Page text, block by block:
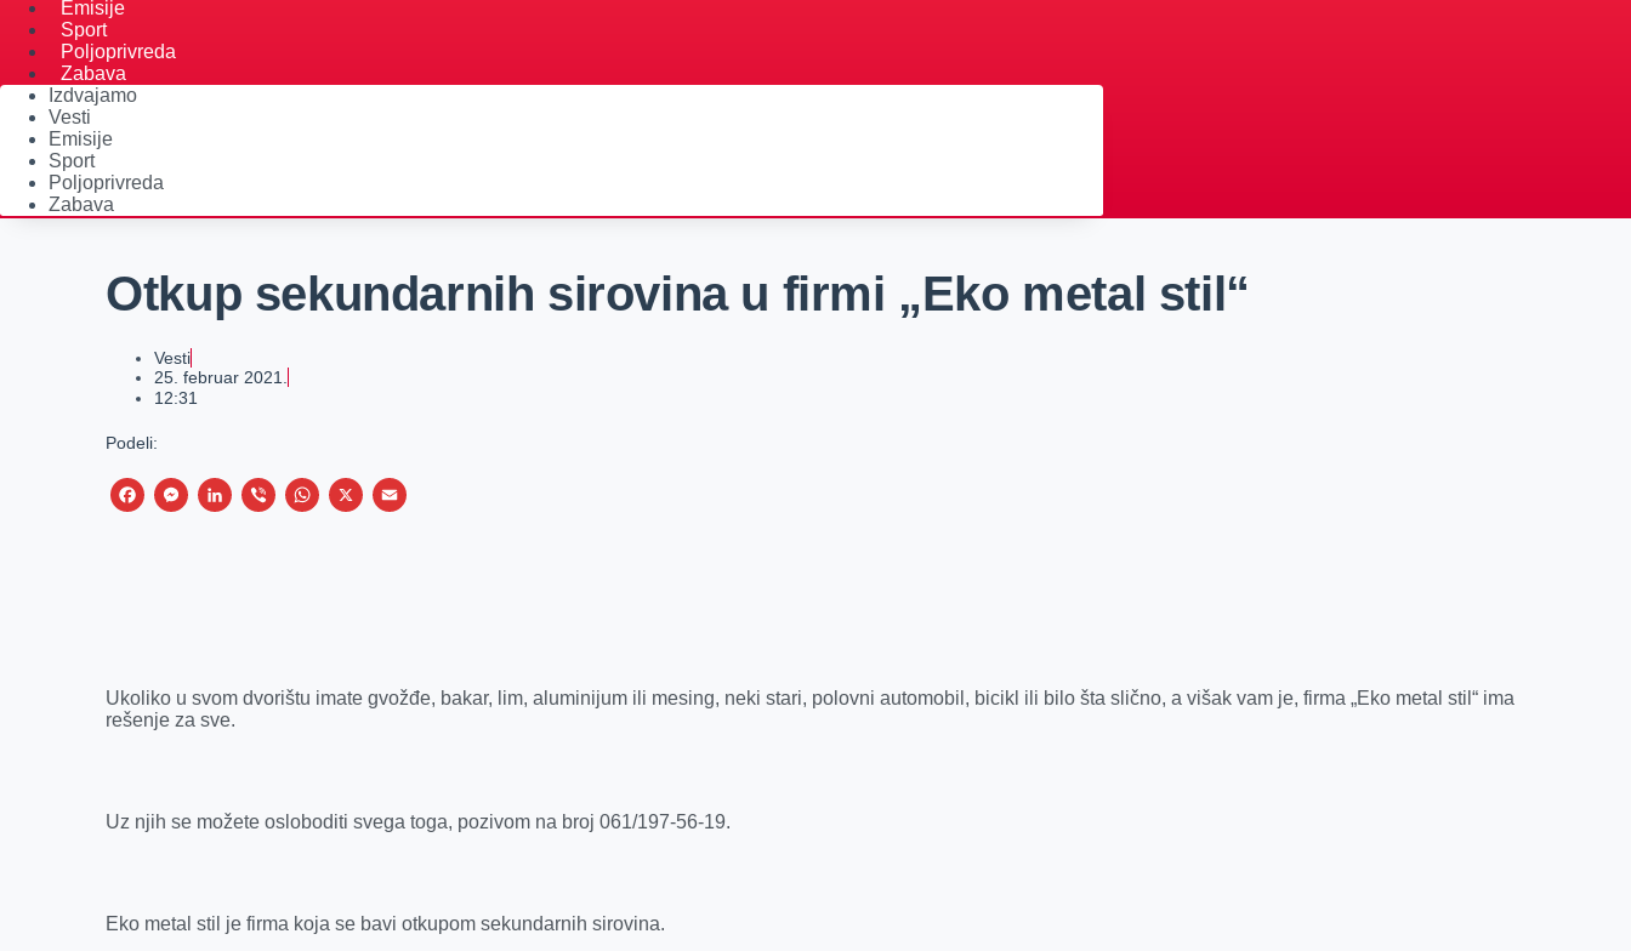
Emisije
Sport
Poljoprivreda
Zabava
Izdvajamo
Vesti
Emisije
Sport
Poljoprivreda
Zabava
Otkup sekundarnih sirovina u firmi „Eko metal stil“
Vesti
25. februar 2021.
12:31
Podeli:
F
o
k
M
g
e
L
I
n
V
W
p
X
Ukoliko u svom dvorištu imate gvožđe, bakar, lim, aluminijum ili mesing, neki stari, polovni automobil, bicikl ili bilo šta slično, a višak vam je, firma „Eko metal stil“ ima
rešenje za sve.
Uz njih se možete osloboditi svega toga, pozivom na broj 061/197-56-19.
Eko metal stil je firma koja se bavi otkupom sekundarnih sirovina.